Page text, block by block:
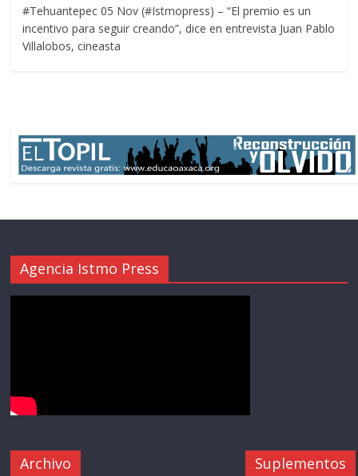
#Tehuantepec 05 Nov (#Istmopress) – “El premio es un
incentivo para seguir creando”, dice en entrevista Juan Pablo
Villalobos, cineasta
Agencia Istmo Press
Archivo Suplementos